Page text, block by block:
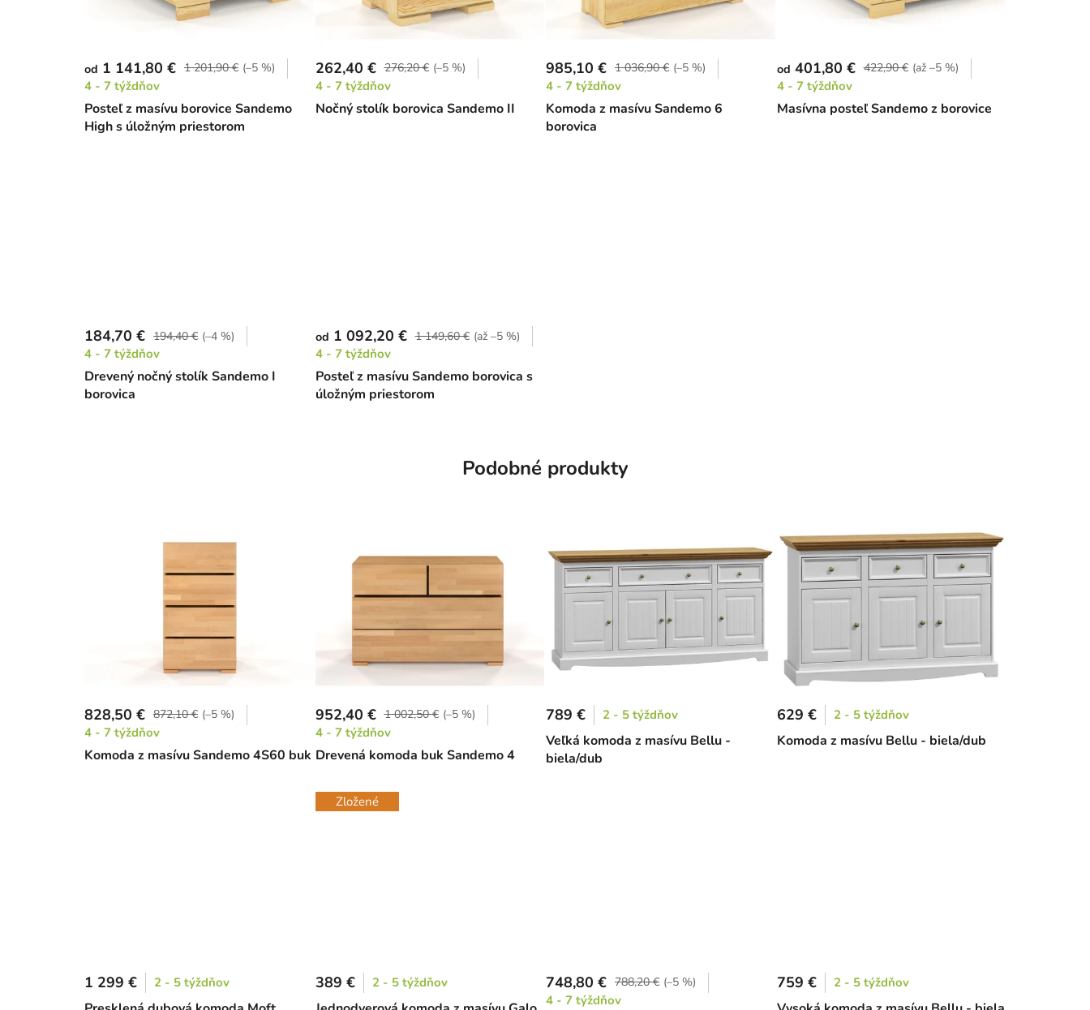
Posteľ z masívu borovice Sandemo
High s úložným priestorom
od 1 141,80 € 1 201,90 € (–5 %)
4 - 7 týždňov
Nočný stolík borovica Sandemo II
262,40 € 276,20 € (–5 %)
4 - 7 týždňov
Komoda z masívu Sandemo 6
borovica
985,10 € 1 036,90 € (–5 %)
4 - 7 týždňov
Masívna posteľ Sandemo z borovice
od 401,80 € 422,90 € (až –5 %)
4 - 7 týždňov
Drevený nočný stolík Sandemo I
borovica
184,70 € 194,40 € (–4 %)
4 - 7 týždňov
Posteľ z masívu Sandemo borovica s
úložným priestorom
od 1 092,20 € 1 149,60 € (až –5 %)
4 - 7 týždňov
Podobné produkty
Komoda z masívu Sandemo 4S60 buk
828,50 € 872,10 € (–5 %)
4 - 7 týždňov
Drevená komoda buk Sandemo 4
952,40 € 1 002,50 € (–5 %)
4 - 7 týždňov
Veľká komoda z masívu Bellu -
biela/dub
789 € 2 - 5 týždňov
Komoda z masívu Bellu - biela/dub
629 € 2 - 5 týždňov
1 299 € 2 - 5 týždňov
Zložené
389 € 2 - 5 týždňov 748,80 € 788,20 € (–5 %)
4 - 7 týždňov
759 € 2 - 5 týždňov